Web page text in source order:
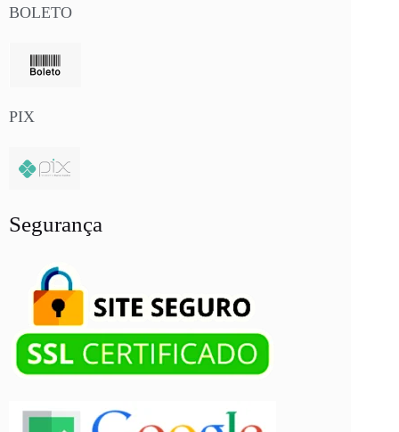
BOLETO
PIX
Segurança